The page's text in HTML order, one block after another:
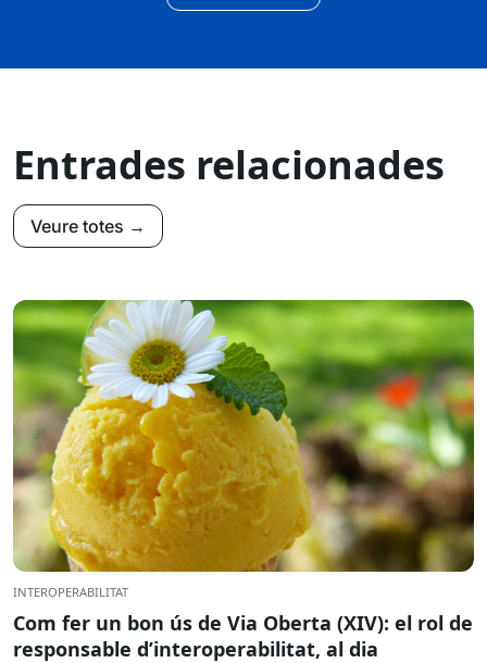
Entrades relacionades
Veure totes →
INTEROPERABILITAT
Com fer un bon ús de Via Oberta (XIV): el rol de
responsable d’interoperabilitat, al dia